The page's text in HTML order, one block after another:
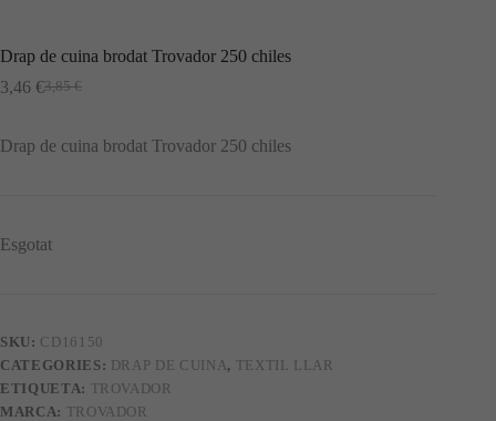
Drap de cuina brodat Trovador 250 chiles
3,85€
El
era:
3,46 €El
és:
Drap de cuina brodat Trovador 250 chiles
Esgotat
SKU: CD16150
CATEGORIES: DRAP DE CUINA, TEXTIL LLAR
ETIQUETA: TROVADOR
MARCA: TROVADOR